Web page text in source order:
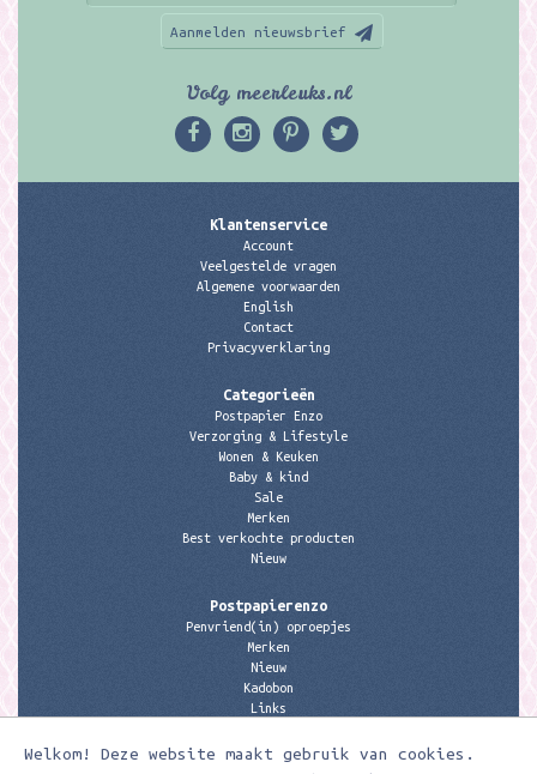
Welkom! Deze website maakt gebruik van cookies.
Aanmelden nieuwsbrief
Volg meerleuks.nl
Klantenservice
Account
Veelgestelde vragen
Algemene voorwaarden
English
Contact
Privacyverklaring
Categorieën
Postpapier Enzo
Verzorging & Lifestyle
Wonen & Keuken
Baby & kind
Sale
Merken
Best verkochte producten
Nieuw
Postpapierenzo
Penvriend(in) oproepjes
Merken
Nieuw
Kadobon
Links
Contactgegevens